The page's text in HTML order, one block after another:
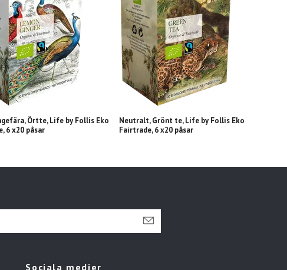
Örtte, Life by Follis Eko
6 x20 påsar
Neutralt, Grönt te, Life by Follis Eko
Fairtrade, 6 x20 påsar
Sociala medier